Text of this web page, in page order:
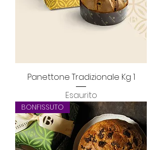
Panettone Tradizionale Kg 1
Esaurito
BONFISSUTO